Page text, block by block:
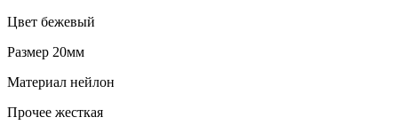
Цвет бежевый
Размер 20мм
Материал нейлон
Прочее жесткая